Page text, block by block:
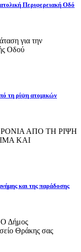
Περιφερειακή Οδό
για την
Οδού
τη ρίψη ατομικών
ΧΡΟΝΙΑ ΑΠΟ ΤΗ ΡΙΨΗ
ΚΑΙ
και της παράδοσης
Δήμος
Θράκης σας